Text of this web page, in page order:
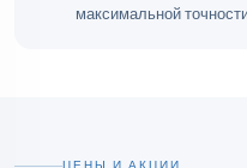
максимальной